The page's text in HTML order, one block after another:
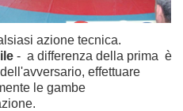
azione tecnica.
- a differenza della prima è
effettuare
le gambe